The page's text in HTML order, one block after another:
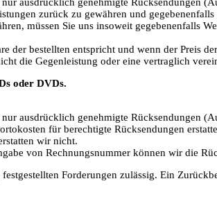
ausdrücklich genehmigte Rücksendungen
zurück zu gewähren und
müssen Sie uns insoweit gegebenenfalls
der bestellten entspricht und wenn der Preis
die Gegenleistung oder eine vertraglich
oder DVDs.
ausdrücklich genehmigte Rücksendungen
für berechtigte Rücksendungen
wir nicht.
von Rechnungsnummer können wir die
Forderungen zulässig. Ein